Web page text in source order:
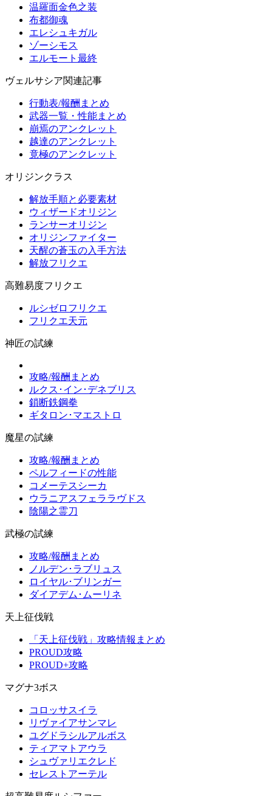
温羅面金色之装
布都御魂
エレシュキガル
ゾーシモス
エルモート最終
ヴェルサシア関連記事
行動表/報酬まとめ
武器一覧・性能まとめ
崩焉のアンクレット
越達のアンクレット
竟極のアンクレット
オリジンクラス
解放手順と必要素材
ウィザードオリジン
ランサーオリジン
オリジンファイター
天醒の蒼玉の入手方法
解放フリクエ
高難易度フリクエ
ルシゼロフリクエ
フリクエ天元
神匠の試練
攻略/報酬まとめ
ルクス･イン･デネブリス
鎖断鉄鋼拳
ギタロン･マエストロ
魔星の試練
攻略/報酬まとめ
ペルフィードの性能
コメーテスシーカ
ウラニアスフェララヴドス
陰陽之霊刀
武極の試練
攻略/報酬まとめ
ノルデン･ラブリュス
ロイヤル･ブリンガー
ダイアデム･ムーリネ
天上征伐戦
「天上征伐戦」攻略情報まとめ
PROUD攻略
PROUD+攻略
マグナ3ボス
コロッサスイラ
リヴァイアサンマレ
ユグドラシルアルボス
ティアマトアウラ
シュヴァリエクレド
セレストアーテル